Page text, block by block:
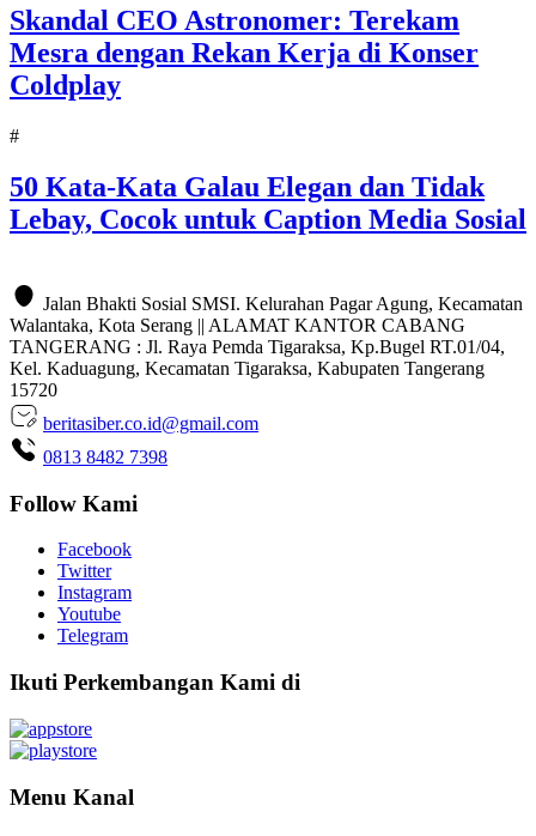
Skandal CEO Astronomer: Terekam
Mesra dengan Rekan Kerja di Konser
Coldplay
#
50 Kata-Kata Galau Elegan dan Tidak
Lebay, Cocok untuk Caption Media Sosial
Jalan Bhakti Sosial SMSI. Kelurahan Pagar Agung, Kecamatan
Walantaka, Kota Serang || ALAMAT KANTOR CABANG
TANGERANG : Jl. Raya Pemda Tigaraksa, Kp.Bugel RT.01/04,
Kel. Kaduagung, Kecamatan Tigaraksa, Kabupaten Tangerang
15720
beritasiber.co.id@gmail.com
0813 8482 7398
Follow Kami
Facebook
Twitter
Instagram
Youtube
Telegram
Ikuti Perkembangan Kami di
Menu Kanal